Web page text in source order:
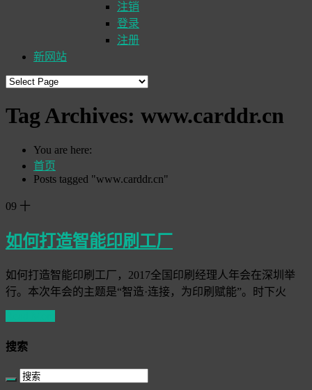
注销
登录
注册
新网站
Tag Archives: www.carddr.cn
You are here:
首页
Posts tagged "www.carddr.cn"
09 十
如何打造智能印刷工厂
如何打造智能印刷工厂，2017全国印刷经理人年会在深圳举
行。本次年会的主题是“智造·连接，为印刷赋能”。时下火
搜索